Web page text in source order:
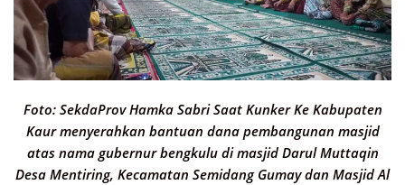
Foto: SekdaProv Hamka Sabri Saat Kunker Ke Kabupaten
Kaur menyerahkan bantuan dana pembangunan masjid
atas nama gubernur bengkulu di masjid Darul Muttaqin
Desa Mentiring, Kecamatan Semidang Gumay dan Masjid Al